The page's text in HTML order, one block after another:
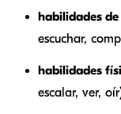
habilidades
escuchar,
habilidades
escalar, ver,